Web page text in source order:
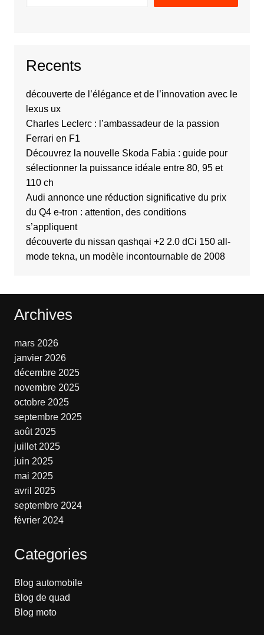
Recents
découverte de l’élégance et de l’innovation avec le
lexus ux
Charles Leclerc : l’ambassadeur de la passion
Ferrari en F1
Découvrez la nouvelle Skoda Fabia : guide pour
sélectionner la puissance idéale entre 80, 95 et
110 ch
Audi annonce une réduction significative du prix
du Q4 e-tron : attention, des conditions
s’appliquent
découverte du nissan qashqai +2 2.0 dCi 150 all-
mode tekna, un modèle incontournable de 2008
Archives
mars 2026
janvier 2026
décembre 2025
novembre 2025
octobre 2025
septembre 2025
août 2025
juillet 2025
juin 2025
mai 2025
avril 2025
septembre 2024
février 2024
Categories
Blog automobile
Blog de quad
Blog moto